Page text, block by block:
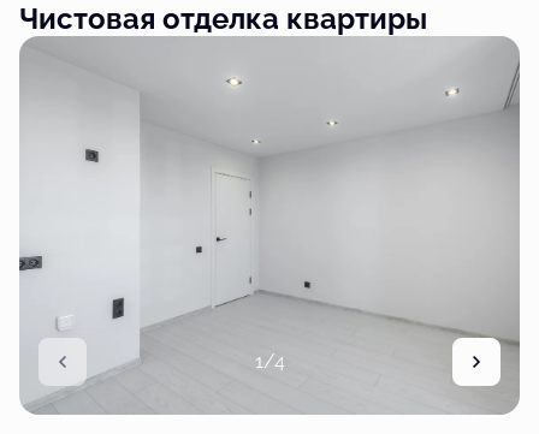
Чистовая отделка квартиры
1/4